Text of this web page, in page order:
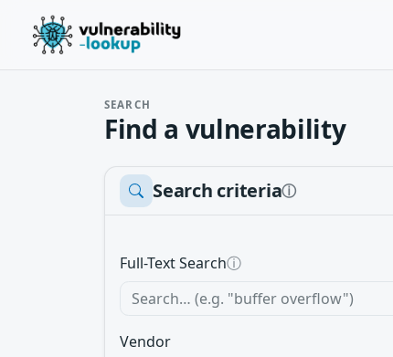
SEARCH
Find a vulnerability
Search criteriaⓘ
Full-Text Searchⓘ
Vendor